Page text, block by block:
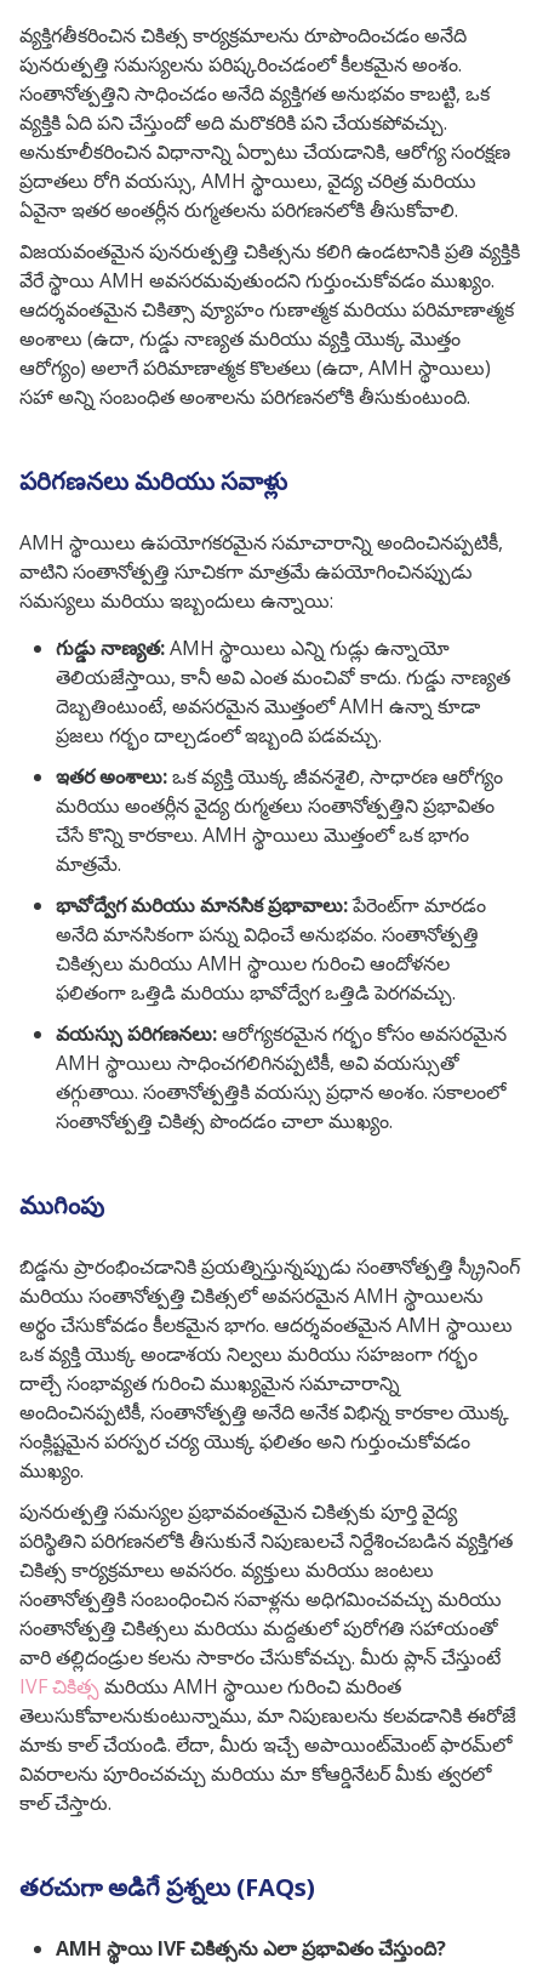
వ్యక్తిగతీకరించిన చికిత్స కార్యక్రమాలను రూపొందించడం అనేది
పునరుత్పత్తి సమస్యలను పరిష్కరించడంలో కీలకమైన అంశం.
సంతానోత్పత్తిని సాధించడం అనేది వ్యక్తిగత అనుభవం కాబట్టి, ఒక
వ్యక్తికి ఏది పని చేస్తుందో అది మరొకరికి పని చేయకపోవచ్చు.
అనుకూలీకరించిన విధానాన్ని ఏర్పాటు చేయడానికి, ఆరోగ్య సంరక్షణ
ప్రదాతలు రోగి వయస్సు, AMH స్థాయిలు, వైద్య చరిత్ర మరియు
ఏవైనా ఇతర అంతర్లీన రుగ్మతలను పరిగణనలోకి తీసుకోవాలి.
విజయవంతమైన పునరుత్పత్తి చికిత్సను కలిగి ఉండటానికి ప్రతి వ్యక్తికి
వేరే స్థాయి AMH అవసరమవుతుందని గుర్తుంచుకోవడం ముఖ్యం.
ఆదర్శవంతమైన చికిత్సా వ్యూహం గుణాత్మక మరియు పరిమాణాత్మక
అంశాలు (ఉదా, గుడ్డు నాణ్యత మరియు వ్యక్తి యొక్క మొత్తం
ఆరోగ్యం) అలాగే పరిమాణాత్మక కొలతలు (ఉదా, AMH స్థాయిలు)
సహా అన్ని సంబంధిత అంశాలను పరిగణనలోకి తీసుకుంటుంది.
పరిగణనలు మరియు సవాళ్లు
AMH స్థాయిలు ఉపయోగకరమైన సమాచారాన్ని అందించినప్పటికీ,
వాటిని సంతానోత్పత్తి సూచికగా మాత్రమే ఉపయోగించినప్పుడు
సమస్యలు మరియు ఇబ్బందులు ఉన్నాయి:
గుడ్డు నాణ్యత:AMH స్థాయిలు ఎన్ని గుడ్లు ఉన్నాయో
తెలియజేస్తాయి, కానీ అవి ఎంత మంచివో కాదు. గుడ్డు నాణ్యత
దెబ్బతింటుంటే, అవసరమైన మొత్తంలో AMH ఉన్నా కూడా
ప్రజలు గర్భం దాల్చడంలో ఇబ్బంది పడవచ్చు.
ఇతర అంశాలు:ఒక వ్యక్తి యొక్క జీవనశైలి, సాధారణ ఆరోగ్యం
మరియు అంతర్లీన వైద్య రుగ్మతలు సంతానోత్పత్తిని ప్రభావితం
చేసే కొన్ని కారకాలు. AMH స్థాయిలు మొత్తంలో ఒక భాగం
మాత్రమే.
భావోద్వేగ మరియు మానసిక ప్రభావాలు:పేరెంట్‌గా మారడం
అనేది మానసికంగా పన్ను విధించే అనుభవం. సంతానోత్పత్తి
చికిత్సలు మరియు AMH స్థాయిల గురించి ఆందోళనల
ఫలితంగా ఒత్తిడి మరియు భావోద్వేగ ఒత్తిడి పెరగవచ్చు.
వయస్సు పరిగణనలు:ఆరోగ్యకరమైన గర్భం కోసం అవసరమైన
AMH స్థాయిలు సాధించగలిగినప్పటికీ, అవి వయస్సుతో
తగ్గుతాయి. సంతానోత్పత్తికి వయస్సు ప్రధాన అంశం. సకాలంలో
సంతానోత్పత్తి చికిత్స పొందడం చాలా ముఖ్యం.
ముగింపు
బిడ్డను ప్రారంభించడానికి ప్రయత్నిస్తున్నప్పుడు సంతానోత్పత్తి స్క్రీనింగ్
మరియు సంతానోత్పత్తి చికిత్సలో అవసరమైన AMH స్థాయిలను
అర్థం చేసుకోవడం కీలకమైన భాగం. ఆదర్శవంతమైన AMH స్థాయిలు
ఒక వ్యక్తి యొక్క అండాశయ నిల్వలు మరియు సహజంగా గర్భం
దాల్చే సంభావ్యత గురించి ముఖ్యమైన సమాచారాన్ని
అందించినప్పటికీ, సంతానోత్పత్తి అనేది అనేక విభిన్న కారకాల యొక్క
సంక్లిష్టమైన పరస్పర చర్య యొక్క ఫలితం అని గుర్తుంచుకోవడం
ముఖ్యం.
పునరుత్పత్తి సమస్యల ప్రభావవంతమైన చికిత్సకు పూర్తి వైద్య
పరిస్థితిని పరిగణనలోకి తీసుకునే నిపుణులచే నిర్దేశించబడిన వ్యక్తిగత
చికిత్స కార్యక్రమాలు అవసరం. వ్యక్తులు మరియు జంటలు
సంతానోత్పత్తికి సంబంధించిన సవాళ్లను అధిగమించవచ్చు మరియు
సంతానోత్పత్తి చికిత్సలు మరియు మద్దతులో పురోగతి సహాయంతో
వారి తల్లిదండ్రుల కలను సాకారం చేసుకోవచ్చు. మీరు ప్లాన్ చేస్తుంటే
IVF చికిత్సమరియు AMH స్థాయిల గురించి మరింత
తెలుసుకోవాలనుకుంటున్నాము, మా నిపుణులను కలవడానికి ఈరోజే
మాకు కాల్ చేయండి. లేదా, మీరు ఇచ్చే అపాయింట్‌మెంట్ ఫారమ్‌లో
వివరాలను పూరించవచ్చు మరియు మా కోఆర్డినేటర్ మీకు త్వరలో
కాల్ చేస్తారు.
తరచుగా అడిగే ప్రశ్నలు (FAQs)
AMH స్థాయి IVF చికిత్సను ఎలా ప్రభావితం చేస్తుంది?